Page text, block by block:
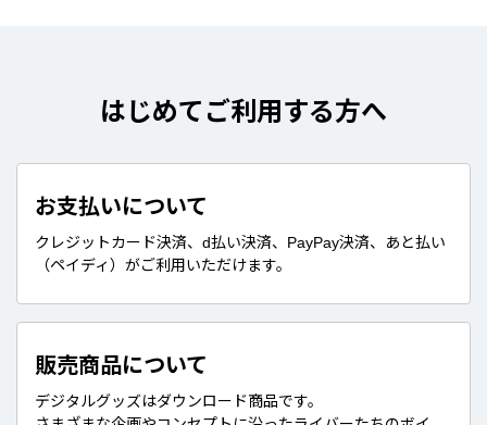
はじめてご利用する方へ
お支払いについて
クレジットカード決済、d払い決済、PayPay決済、あと払い
（ペイディ）がご利用いただけます。
販売商品について
デジタルグッズはダウンロード商品です。